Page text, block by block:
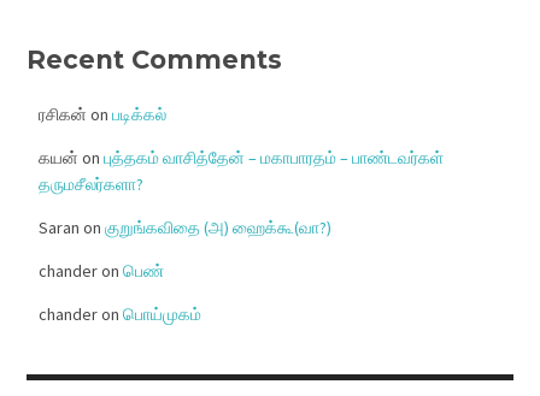
Recent Comments
ரசிகன் on படிக்கல்
கயன் on புத்தகம் வாசித்தேன் – மகாபாரதம் – பாண்டவர்கள்
தருமசீலர்களா?
Saran on குறுங்கவிதை (அ) ஹைக்கூ(வா?)
chanderon பெண்
chanderon பொய்முகம்